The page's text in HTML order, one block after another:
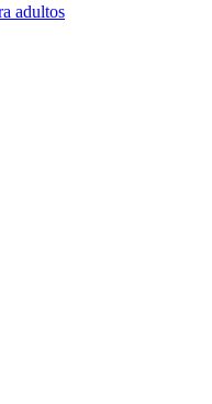
adultos